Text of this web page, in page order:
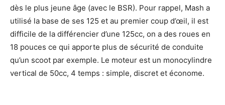
dès le plus jeune âge (avec le BSR). Pour rappel, Mash a
utilisé la base de ses 125 et au premier coup d’œil, il est
difficile de la différencier d’une 125cc, on a des roues en
18 pouces ce qui apporte plus de sécurité de conduite
qu’un scoot par exemple. Le moteur est un monocylindre
vertical de 50cc, 4 temps : simple, discret et économe.